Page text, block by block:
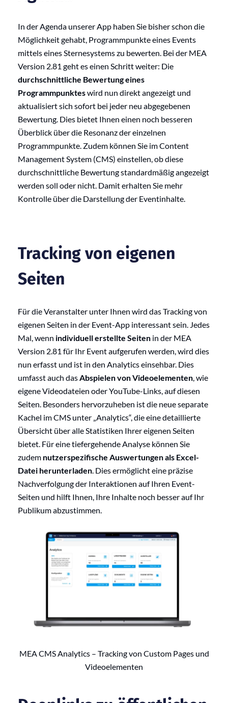
In der Agenda unserer App haben Sie bisher schon die
Möglichkeit gehabt, Programmpunkte eines Events
mittels eines Sternesystems zu bewerten. Bei der MEA
Version 2.81 geht es einen Schritt weiter: Die
durchschnittliche Bewertung eines
Programmpunkteswird nun direkt angezeigt und
aktualisiert sich sofort bei jeder neu abgegebenen
Bewertung. Dies bietet Ihnen einen noch besseren
Überblick über die Resonanz der einzelnen
Programmpunkte. Zudem können Sie im Content
Management System (CMS) einstellen, ob diese
durchschnittliche Bewertung standardmäßig angezeigt
werden soll oder nicht. Damit erhalten Sie mehr
Kontrolle über die Darstellung der Eventinhalte.
Tracking von eigenen
Seiten
Für die Veranstalter unter Ihnen wird das Tracking von
eigenen Seiten in der Event-App interessant sein. Jedes
Mal, wenn individuell erstellte Seiten in der MEA
Version 2.81 für Ihr Event aufgerufen werden, wird dies
nun erfasst und ist in den Analytics einsehbar. Dies
umfasst auch dasAbspielen von Videoelementen, wie
eigene Videodateien oder YouTube-Links, auf diesen
Seiten. Besonders hervorzuheben ist die neue separate
Kachel im CMS unter „Analytics“, die eine detaillierte
Übersicht über alle Statistiken Ihrer eigenen Seiten
bietet. Für eine tiefergehende Analyse können Sie
zudem nutzerspezifische Auswertungen als Excel-
Datei herunterladen. Dies ermöglicht eine präzise
Nachverfolgung der Interaktionen auf Ihren Event-
Seiten und hilft Ihnen, Ihre Inhalte noch besser auf Ihr
Publikum abzustimmen.
MEA CMS Analytics – Tracking von Custom Pages und
Videoelementen